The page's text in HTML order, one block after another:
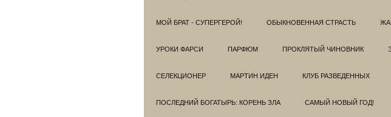
МОЙ БРАТ - СУПЕРГЕРОЙ! ОБЫКНОВЕННАЯ СТРАСТЬ
УРОКИ ФАРСИ ПАРФЮМ ПРОКЛЯТЫЙ ЧИНОВНИК
СЕЛЕКЦИОНЕР МАРТИН ИДЕН КЛУБ РАЗВЕДEННЫХ
ПОСЛЕДНИЙ БОГАТЫРЬ: КОРЕНЬ ЗЛА САМЫЙ НОВЫЙ ГОД!